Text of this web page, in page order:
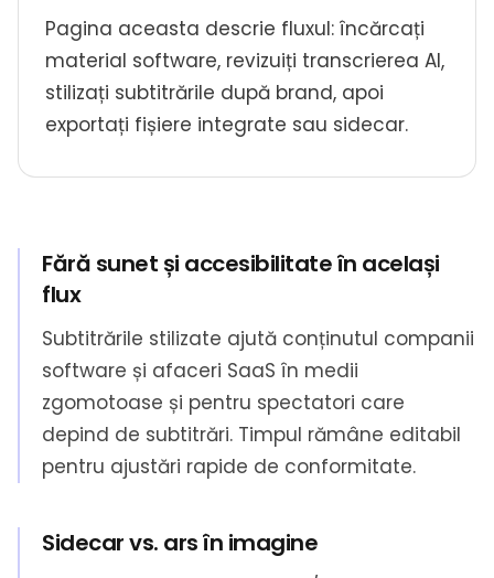
Pagina aceasta descrie fluxul: încărcați
material software, revizuiți transcrierea AI,
stilizați subtitrările după brand, apoi
exportați fișiere integrate sau sidecar.
Fără sunet și accesibilitate în același
flux
Subtitrările stilizate ajută conținutul companii
software și afaceri SaaS în medii
zgomotoase și pentru spectatori care
depind de subtitrări. Timpul rămâne editabil
pentru ajustări rapide de conformitate.
Sidecar vs. ars în imagine